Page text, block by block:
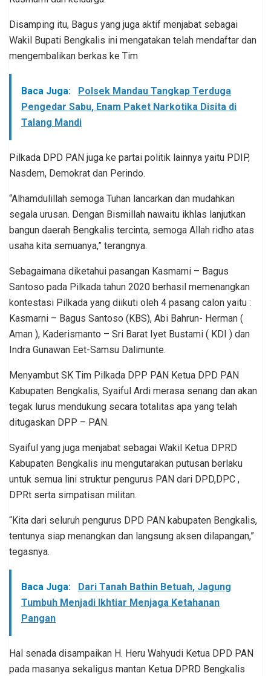
Disamping itu, Bagus yang juga aktif menjabat sebagai
Wakil Bupati Bengkalis ini mengatakan telah mendaftar dan
mengembalikan berkas ke Tim
Baca Juga:
Polsek Mandau Tangkap Terduga
Pengedar Sabu, Enam Paket Narkotika Disita di
Talang Mandi
Pilkada DPD PAN juga ke partai politik lainnya yaitu PDIP,
Nasdem, Demokrat dan Perindo.
“Alhamdulillah semoga Tuhan lancarkan dan mudahkan
segala urusan. Dengan Bismillah nawaitu ikhlas lanjutkan
bangun daerah Bengkalis tercinta, semoga Allah ridho atas
usaha kita semuanya,” terangnya.
Sebagaimana diketahui pasangan Kasmarni – Bagus
Santoso pada Pilkada tahun 2020 berhasil memenangkan
kontestasi Pilkada yang diikuti oleh 4 pasang calon yaitu :
Kasmarni – Bagus Santoso (KBS), Abi Bahrun- Herman (
Aman ), Kaderismanto – Sri Barat Iyet Bustami ( KDI ) dan
Indra Gunawan Eet-Samsu Dalimunte.
Menyambut SK Tim Pilkada DPP PAN Ketua DPD PAN
Kabupaten Bengkalis, Syaiful Ardi merasa senang dan akan
tegak lurus mendukung secara totalitas apa yang telah
ditugaskan DPP – PAN.
Syaiful yang juga menjabat sebagai Wakil Ketua DPRD
Kabupaten Bengkalis inu mengutarakan putusan berlaku
untuk semua lini struktur pengurus PAN dari DPD,DPC ,
DPRt serta simpatisan militan.
“Kita dari seluruh pengurus DPD PAN kabupaten Bengkalis,
tentunya siap menangkan dan langsung aksen dilapangan,”
tegasnya.
Baca Juga:
Dari Tanah Bathin Betuah, Jagung
Tumbuh Menjadi Ikhtiar Menjaga Ketahanan
Pangan
Hal senada disampaikan H. Heru Wahyudi Ketua DPD PAN
pada masanya sekaligus mantan Ketua DPRD Bengkalis